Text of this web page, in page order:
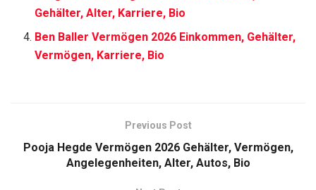
Gehälter, Alter, Karriere, Bio
Ben Baller Vermögen 2026 Einkommen, Gehälter,
Vermögen, Karriere, Bio
Previous Post
Pooja Hegde Vermögen 2026 Gehälter, Vermögen,
Angelegenheiten, Alter, Autos, Bio